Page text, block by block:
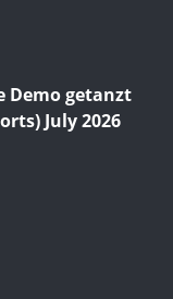
Demo getanzt
July 2026